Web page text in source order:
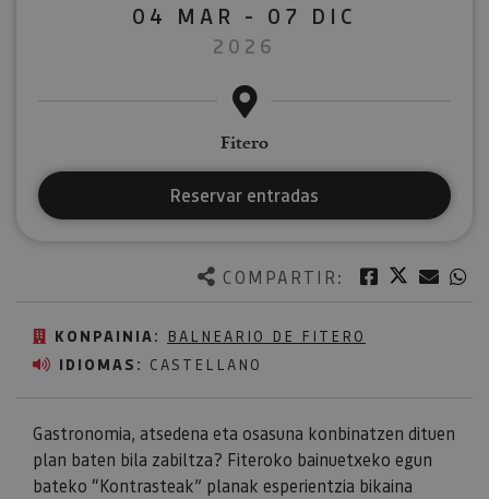
COMPARTIR: Facebook
Twitter
KONPAINIA: BALNEARIO DE FITERO
IDIOMAS: CASTELLANO
Gastronomia, atsedena eta osasuna konbinatzen dituen
plan baten bila zabiltza? Fiteroko bainuetxeko egun
bateko “Kontrasteak” planak esperientzia bikaina
04 MAR - 07 DIC
2026
Fitero
Reservar entradas